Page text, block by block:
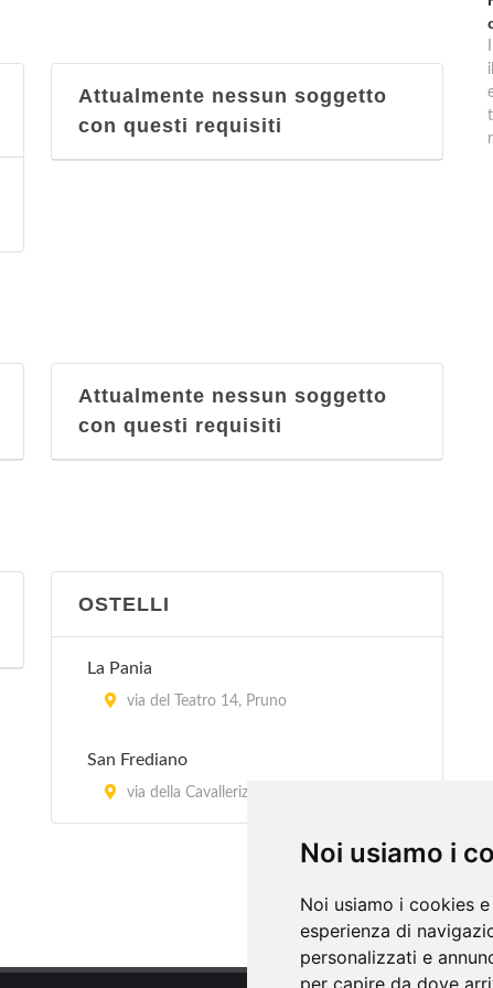
Noi usiamo i
Noi usiamo i cookies
esperienza di
personalizzati e
per capire da dove
Attualmente nessun soggetto
con questi requisiti
Attualmente nessun soggetto
con questi requisiti
OSTELLI
La Pania
via del Teatro 14, Pruno
San Frediano
via della Cavallerizza 12, Lucca